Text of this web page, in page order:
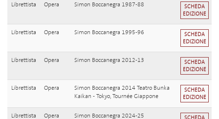
Librettista Opera Simon Boccanegra 1987-88
SCHEDA
EDIZIONE
Librettista Opera Simon Boccanegra 1995-96
SCHEDA
EDIZIONE
Librettista Opera Simon Boccanegra 2012-13
SCHEDA
EDIZIONE
Librettista Opera
Simon Boccanegra 2014 Teatro Bunka
Kaikan - Tokyo, Tournée Giappone
SCHEDA
EDIZIONE
Librettista Opera Simon Boccanegra 2024-25